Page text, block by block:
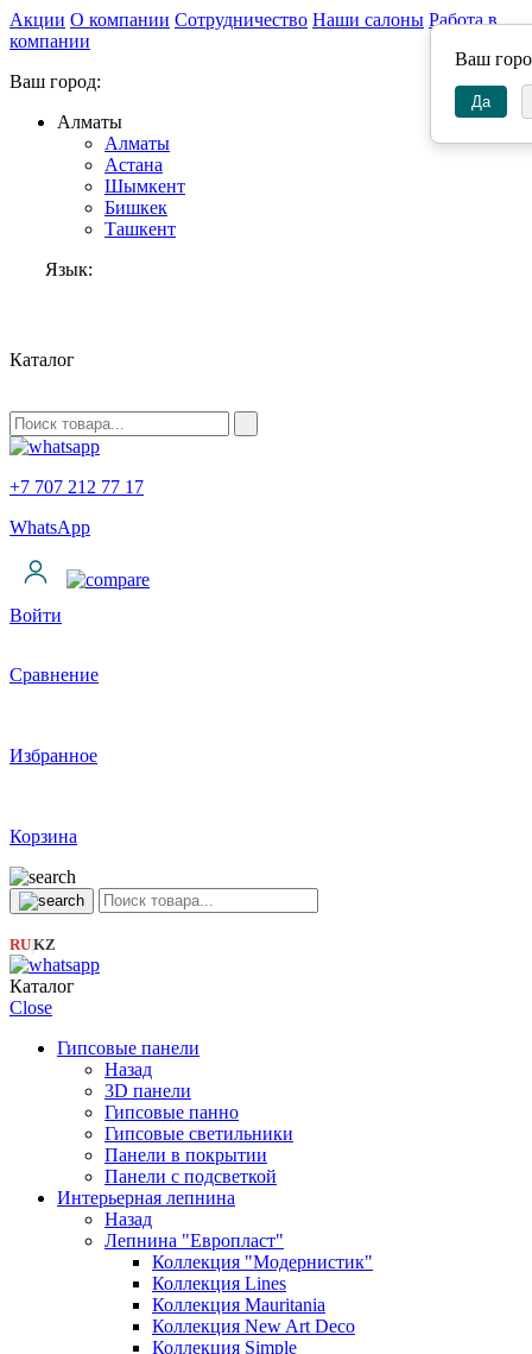
Ваш
Да
Акции О компании Сотрудничество Наши салоны Работа в
компании
Ваш город:
Алматы
Алматы
Астана
Шымкент
Бишкек
Ташкент
Язык:
Каталог
+7 707 212 77 17
WhatsApp
Войти
Сравнение
Избранное
Корзина
RU|KZ
Каталог
Close
Гипсовые панели
Назад
3D панели
Гипсовые панно
Гипсовые светильники
Панели в покрытии
Панели с подсветкой
Интерьерная лепнина
Назад
Лепнина "Европласт"
Коллекция "Модернистик"
Коллекция Lines
Коллекция Mauritania
Коллекция New Art Deco
Коллекция Simple